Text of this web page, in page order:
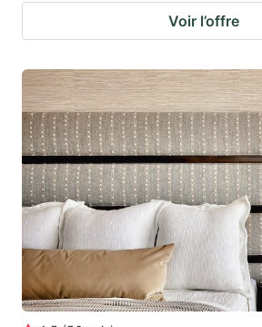
Voir l’offre